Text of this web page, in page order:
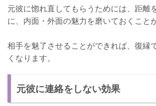
元彼に惚れ直してもらうためには、距離
に、内面・外面の魅力を磨いておくこと
相手を魅了させることができれば、復縁
くなります。
元彼に連絡をしない効果